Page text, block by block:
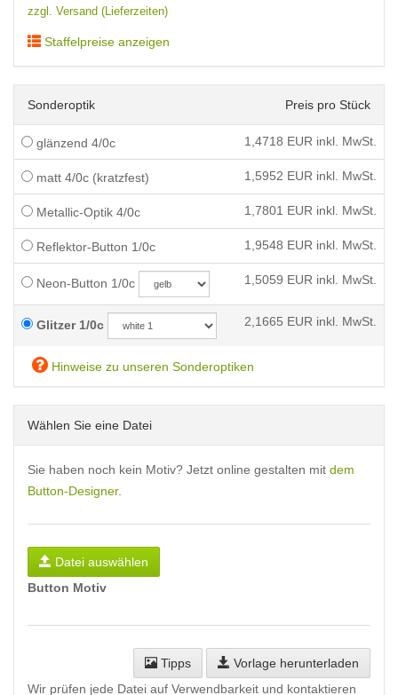
zzgl. Versand (Lieferzeiten)
Staffelpreise anzeigen
Sonderoptik Preis pro Stück
glänzend 4/0c 1,4718 EUR inkl. MwSt.
matt 4/0c (kratzfest) 1,5952 EUR inkl. MwSt.
Metallic-Optik 4/0c 1,7801 EUR inkl. MwSt.
Reflektor-Button 1/0c 1,9548 EUR inkl. MwSt.
Neon-Button 1/0c 1,5059 EUR inkl. MwSt.
Glitzer 1/0c 2,1665 EUR inkl. MwSt.
Hinweise zu unseren Sonderoptiken
Wählen Sie eine Datei
Sie haben noch kein Motiv? Jetzt online gestalten mit dem
Button-Designer.
Datei auswählen
Button Motiv
Tipps
Vorlage herunterladen
Wir prüfen jede Datei auf Verwendbarkeit und kontaktieren